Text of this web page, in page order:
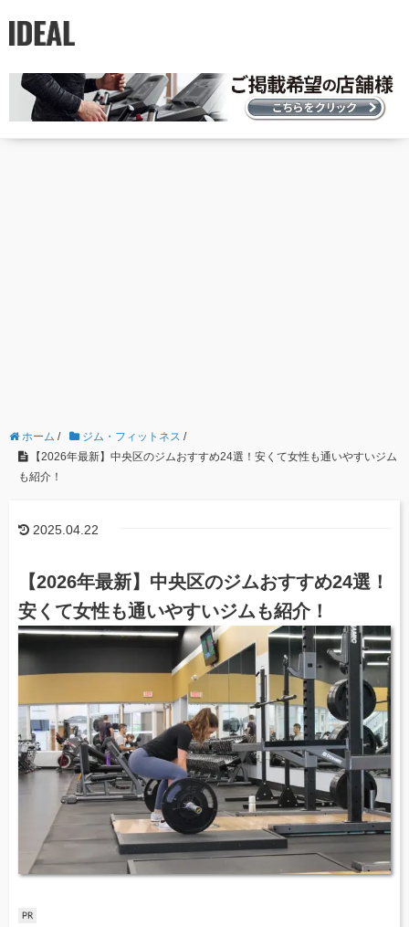
ホーム / ジム・フィットネス /
【2026年最新】中央区のジムおすすめ24選！安くて女性も通いやすいジム
も紹介！
2025.04.22
【2026年最新】中央区のジムおすすめ24選！
安くて女性も通いやすいジムも紹介！